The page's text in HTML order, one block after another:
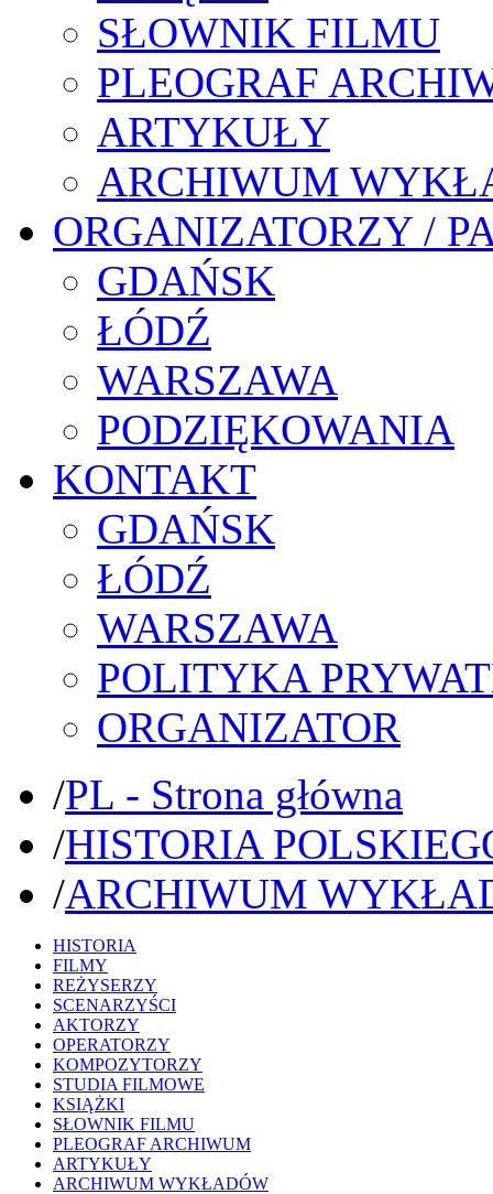
SŁOWNIK FILMU
PLEOGRAF
ARTYKUŁY
ARCHIWUM
ORGANIZATORZY /
GDAŃSK
ŁÓDŹ
WARSZAWA
PODZIĘKOWANIA
KONTAKT
GDAŃSK
ŁÓDŹ
WARSZAWA
POLITYKA
ORGANIZATOR
/PL - Strona główna
/HISTORIA
/ARCHIWUM
HISTORIA
FILMY
REŻYSERZY
SCENARZYŚCI
AKTORZY
OPERATORZY
KOMPOZYTORZY
STUDIA FILMOWE
KSIĄŻKI
SŁOWNIK FILMU
PLEOGRAF ARCHIWUM
ARTYKUŁY
ARCHIWUM WYKŁADÓW